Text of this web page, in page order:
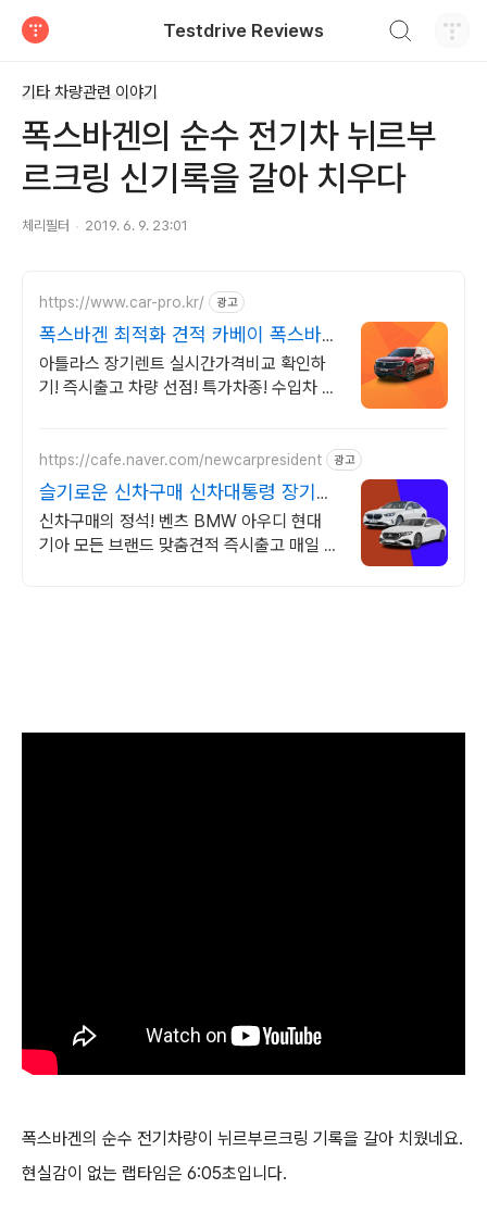
Testdrive Reviews
기타 차량관련 이야기
폭스바겐의 순수 전기차 뉘르부
르크링 신기록을 갈아 치우다
체리필터 2019. 6. 9. 23:01
https://www.car-pro.kr/ 광고
폭스바겐 최적화 견적 카베이 폭스바겐
특가차량 무료견적
아틀라스 장기렌트 실시간가격비교 확인하
기! 즉시출고 차량 선점! 특가차종! 수입차 최
https://cafe.naver.com/newcarpresident 광고
슬기로운 신차구매 신차대통령 장기렌
트 리스 저렴한 견적
신차구매의 정석! 벤츠 BMW 아우디 현대
기아 모든 브랜드 맞춤견적 즉시출고 매일 즉
폭스바겐의 순수 전기차량이 뉘르부르크링 기록을 갈아 치웠네요.
현실감이 없는 랩타임은 6:05초입니다.